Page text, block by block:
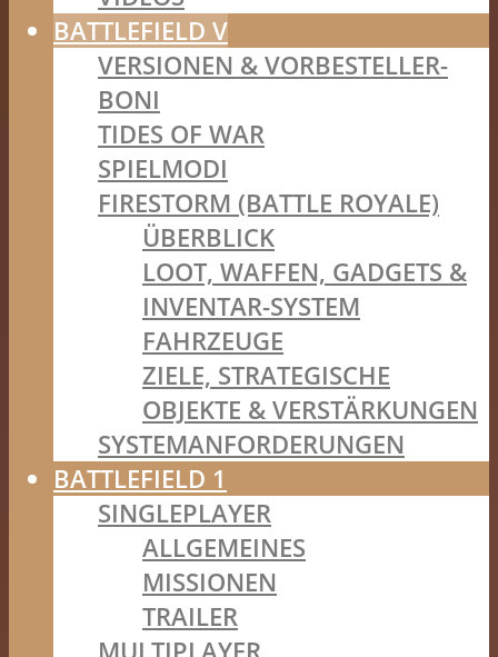
BATTLEFIELD V
VERSIONEN & VORBESTELLER-
BONI
TIDES OF WAR
SPIELMODI
FIRESTORM (BATTLE ROYALE)
ÜBERBLICK
LOOT, WAFFEN, GADGETS &
INVENTAR-SYSTEM
FAHRZEUGE
ZIELE, STRATEGISCHE
OBJEKTE & VERSTÄRKUNGEN
SYSTEMANFORDERUNGEN
BATTLEFIELD 1
SINGLEPLAYER
ALLGEMEINES
MISSIONEN
TRAILER